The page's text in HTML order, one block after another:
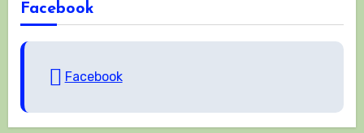
Facebook
Facebook